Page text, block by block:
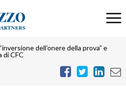
dell’onere della prova” e
di CFC